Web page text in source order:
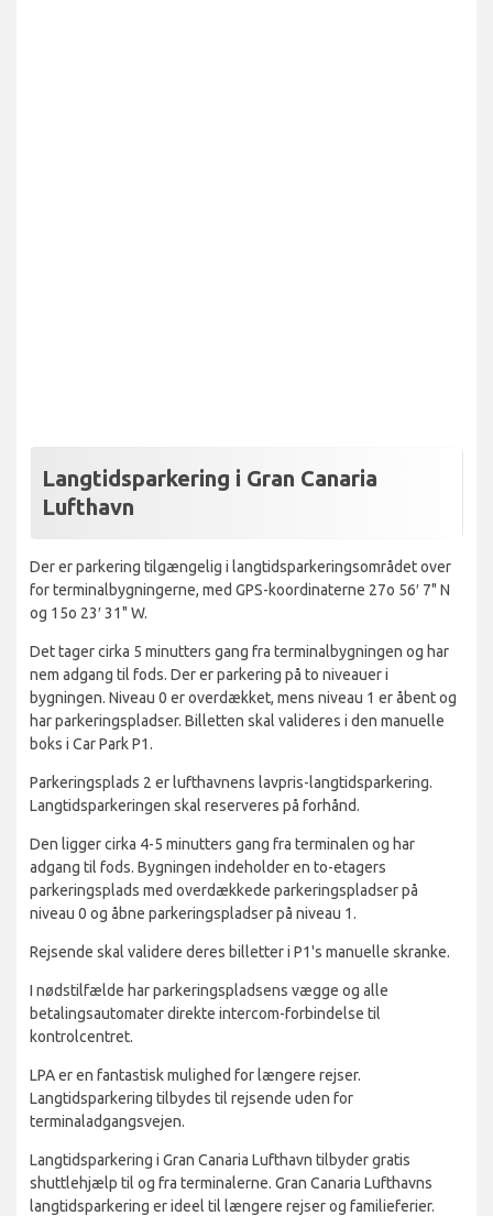
Langtidsparkering i Gran Canaria
Lufthavn
Der er parkering tilgængelig i langtidsparkeringsområdet over
for terminalbygningerne, med GPS-koordinaterne 27o 56′ 7" N
og 15o 23′ 31" W.
Det tager cirka 5 minutters gang fra terminalbygningen og har
nem adgang til fods. Der er parkering på to niveauer i
bygningen. Niveau 0 er overdækket, mens niveau 1 er åbent og
har parkeringspladser. Billetten skal valideres i den manuelle
boks i Car Park P1.
Parkeringsplads 2 er lufthavnens lavpris-langtidsparkering.
Langtidsparkeringen skal reserveres på forhånd.
Den ligger cirka 4-5 minutters gang fra terminalen og har
adgang til fods. Bygningen indeholder en to-etagers
parkeringsplads med overdækkede parkeringspladser på
niveau 0 og åbne parkeringspladser på niveau 1.
Rejsende skal validere deres billetter i P1's manuelle skranke.
I nødstilfælde har parkeringspladsens vægge og alle
betalingsautomater direkte intercom-forbindelse til
kontrolcentret.
LPA er en fantastisk mulighed for længere rejser.
Langtidsparkering tilbydes til rejsende uden for
terminaladgangsvejen.
Langtidsparkering i Gran Canaria Lufthavn tilbyder gratis
shuttlehjælp til og fra terminalerne. Gran Canaria Lufthavns
langtidsparkering er ideel til længere rejser og familieferier.